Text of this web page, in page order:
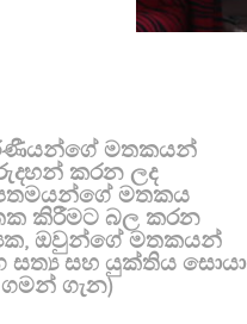
මතකයන්
කරන ලද
මතකය
කිරීමට බල කරන
ඔවුන්ගේ මතකයන්
සත්‍ය සහ යුක්තිය සොයා
ගැන)